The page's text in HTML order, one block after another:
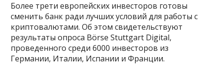
Более трети европейских инвесторов готовы
сменить банк ради лучших условий для работы с
криптовалютами. Об этом свидетельствуют
результаты опроса Börse Stuttgart Digital,
проведенного среди 6000 инвесторов из
Германии, Италии, Испании и Франции.